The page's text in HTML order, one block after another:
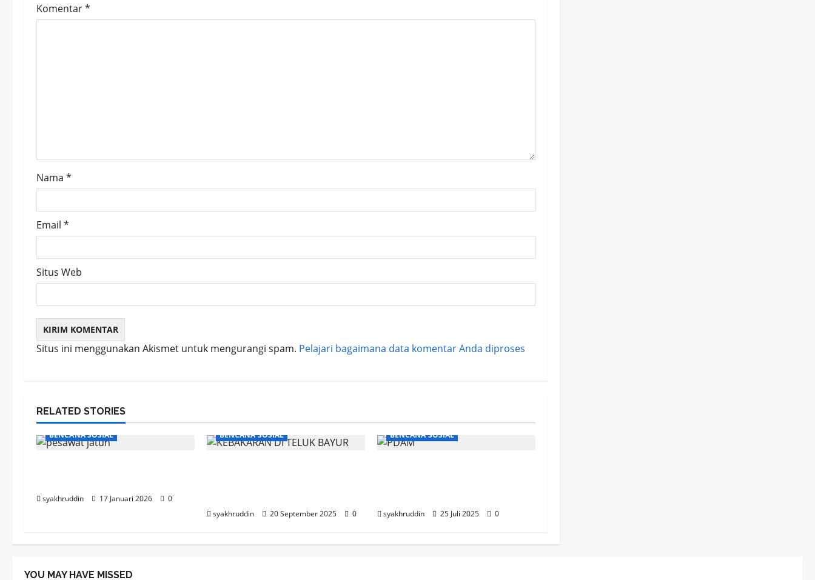
v
o
n
Komentar*
Nama *
Email *
Situs Web
Situs ini menggunakan Akismet untuk mengurangi spam. Pelajari bagaimana data komentar Anda diproses
RELATED STORIES
BENCANA SOSIAL
syakhruddin 17 Januari 2026 0
BENCANA SOSIAL
syakhruddin 20 September 2025 0
BENCANA SOSIAL
syakhruddin 25 Juli 2025 0
YOU MAY HAVE MISSED